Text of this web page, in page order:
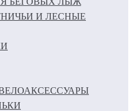
И ЛЕСНЫЕ